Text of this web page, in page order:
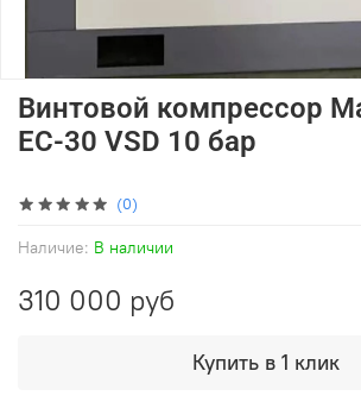
(0)
Наличие: В наличии
Винтовой компрессор
EC-30 VSD 10 бар
310 000 руб
Купить в 1 клик